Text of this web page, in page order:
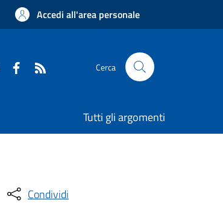
Accedi all'area personale
Cerca
Tutti gli argomenti
Condividi